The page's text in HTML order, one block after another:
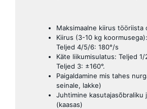
Maksimaalne kiirus tööriista
Kiirus (3-10 kg
Teljed 4/5/6: 180°/s
Käte liikumisulatus: Teljed
Teljed 3: ±160°.
Paigaldamine mis tahes
seinale, lakke)
Juhtimine kasutajasõbraliku
(kaasas)